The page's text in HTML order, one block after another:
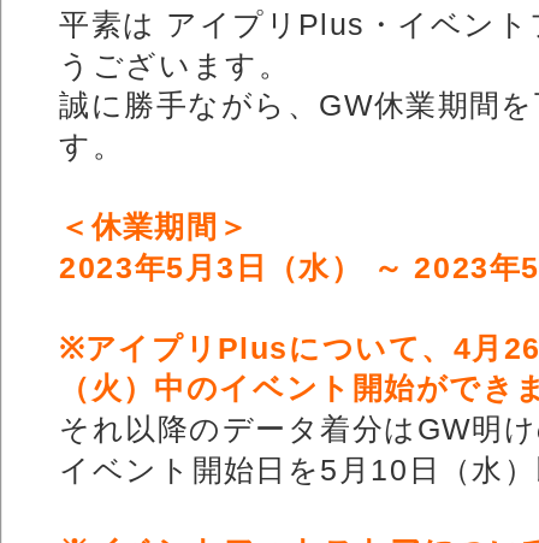
平素は アイプリPlus・イベン
うございます。
誠に勝手ながら、GW休業期間
す。
＜休業期間＞
2023年5月3日（水） ～ 2023年
※アイプリPlusについて、4月
（火）中のイベント開始ができ
それ以降のデータ着分はGW明
イベント開始日を5月10日（水